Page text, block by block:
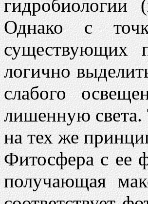
гидробиологии
Однако с
существующих
логично
слабого
лишенную света.
на тех же
Фитосфера с ее
получающая